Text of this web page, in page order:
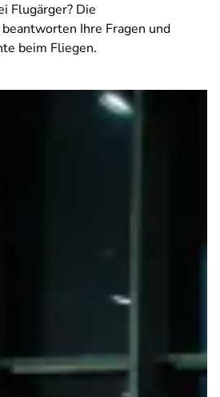
Flugärger? Die
Ihre Fragen und
beim Fliegen.